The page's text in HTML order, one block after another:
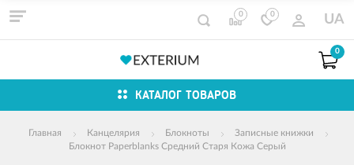
0 0 UA
0
КАТАЛОГ ТОВАРОВ
Главная Канцелярия Блокноты
Записные книжки
Блокнот Paperblanks Средний Старя Кожа Серый